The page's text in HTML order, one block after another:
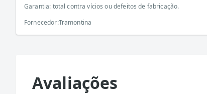
Garantia: total contra vícios ou defeitos de fabricação.
Fornecedor:Tramontina
Avaliações